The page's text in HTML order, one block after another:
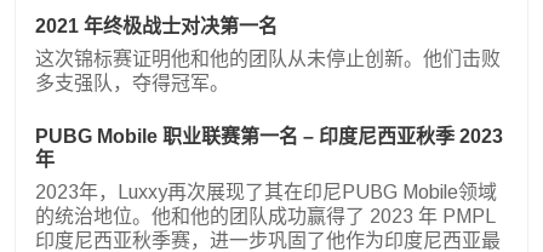
2021 年终极战士对决第一名
这次锦标赛证明他和他的团队从未停止创新。他们击败
多支强队，夺得冠军。
PUBG Mobile 职业联赛第一名 – 印度尼西亚秋季 2023
年
2023年，Luxxy再次展现了其在印尼PUBG Mobile领域
的统治地位。他和他的团队成功赢得了 2023 年 PMPL
印度尼西亚秋季赛，进一步巩固了他作为印度尼西亚最